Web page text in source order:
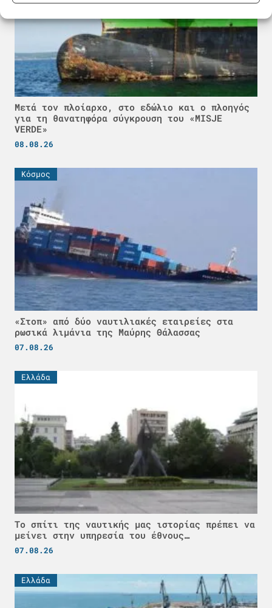
Μετά τον πλοίαρχο, στο εδώλιο και ο πλοηγός
για τη θανατηφόρα σύγκρουση του «MISJE
VERDE»
08.08.26
Κόσμος
«Στοπ» από δύο ναυτιλιακές εταιρείες στα
ρωσικά λιμάνια της Μαύρης Θάλασσας
07.08.26
Ελλάδα
Το σπίτι της ναυτικής μας ιστορίας πρέπει να
μείνει στην υπηρεσία του έθνους…
07.08.26
Ελλάδα